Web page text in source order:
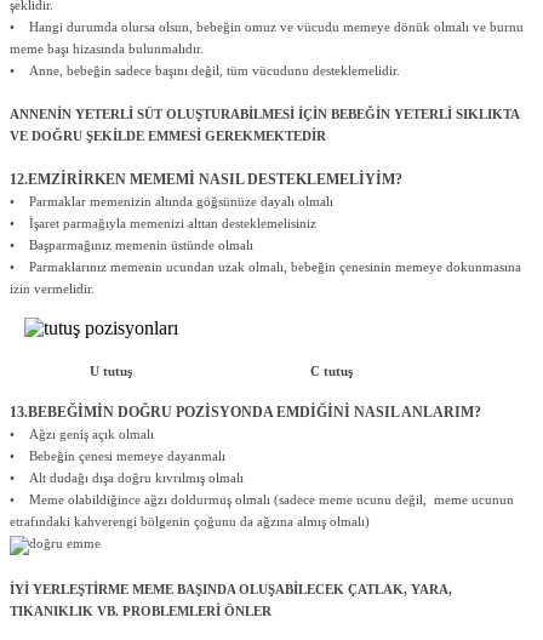
şeklidir.
• Hangi durumda olursa olsun, bebeğin omuz ve vücudu memeye dönük olmalı ve burnu
meme başı hizasında bulunmalıdır.
• Anne, bebeğin sadece başını değil, tüm vücudunu desteklemelidir.
ANNENİN YETERLİ SÜT OLUŞTURABİLMESİ İÇİN BEBEĞİN YETERLİ SIKLIKTA
VE DOĞRU ŞEKİLDE EMMESİ GEREKMEKTEDİR
12.EMZİRİRKEN MEMEMİ NASIL DESTEKLEMELİYİM?
• Parmaklar memenizin altında göğsünüze dayalı olmalı
• İşaret parmağıyla memenizi alttan desteklemelisiniz
• Başparmağınız memenin üstünde olmalı
• Parmaklarınız memenin ucundan uzak olmalı, bebeğin çenesinin memeye dokunmasına
izin vermelidir.
U tutuş C tutuş
13.BEBEĞİMİN DOĞRU POZİSYONDA EMDİĞİNİ NASIL ANLARIM?
• Ağzı geniş açık olmalı
• Bebeğin çenesi memeye dayanmalı
• Alt dudağı dışa doğru kıvrılmış olmalı
• Meme olabildiğince ağzı doldurmuş olmalı (sadece meme ucunu değil, meme ucunun
etrafındaki kahverengi bölgenin çoğunu da ağzına almış olmalı)
İYİ YERLEŞTİRME MEME BAŞINDA OLUŞABİLECEK ÇATLAK, YARA,
TIKANIKLIK VB. PROBLEMLERİ ÖNLER